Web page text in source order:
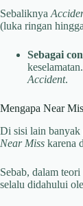
Sebaliknya
(luka ringan
Sebagai
Accident.
Mengapa Near
Di sisi lain banyak
Near Miss karena
Sebab, dalam
selalu didahului